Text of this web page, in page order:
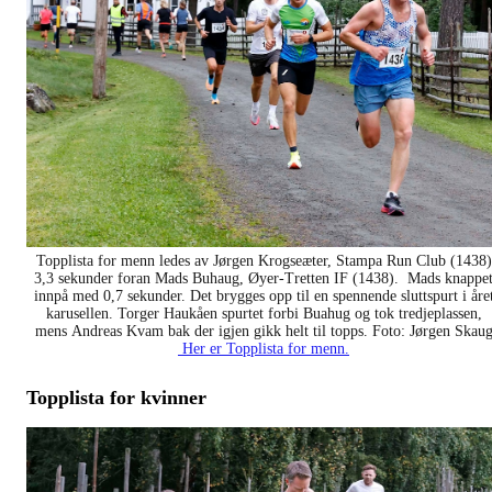
Topplista for menn ledes av Jørgen Krogseæter, Stampa Run Club (1438)
3,3 sekunder foran Mads Buhaug, Øyer-Tretten IF (1438). Mads knappet
innpå med 0,7 sekunder. Det brygges opp til en spennende sluttspurt i
karusellen. Torger Haukåen spurtet forbi Buahug og tok tredjeplassen,
mens Andreas Kvam bak der igjen gikk helt til topps. Foto: Jørgen Skaug
Her er Topplista for menn.
Topplista for kvinner